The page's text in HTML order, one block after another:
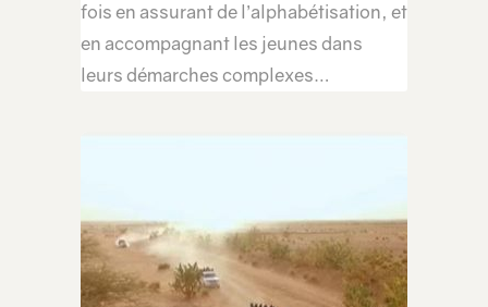
fois en assurant de l’alphabétisation, et
en accompagnant les jeunes dans
leurs démarches complexes…